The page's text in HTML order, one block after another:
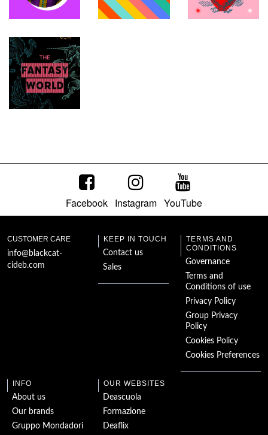
Facebook Instagram YouTube